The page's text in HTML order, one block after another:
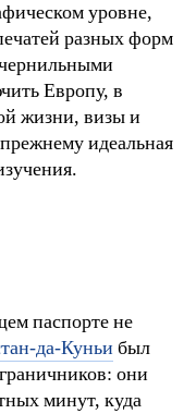
уровне,
разных форм
Европу, в
жизни, визы и
идеальная
паспорте не
да-Куньи был
они
минут, куда